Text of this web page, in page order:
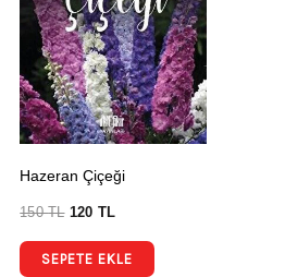
Hazeran Çiçeği
150TL 120 TL
SEPETE EKLE